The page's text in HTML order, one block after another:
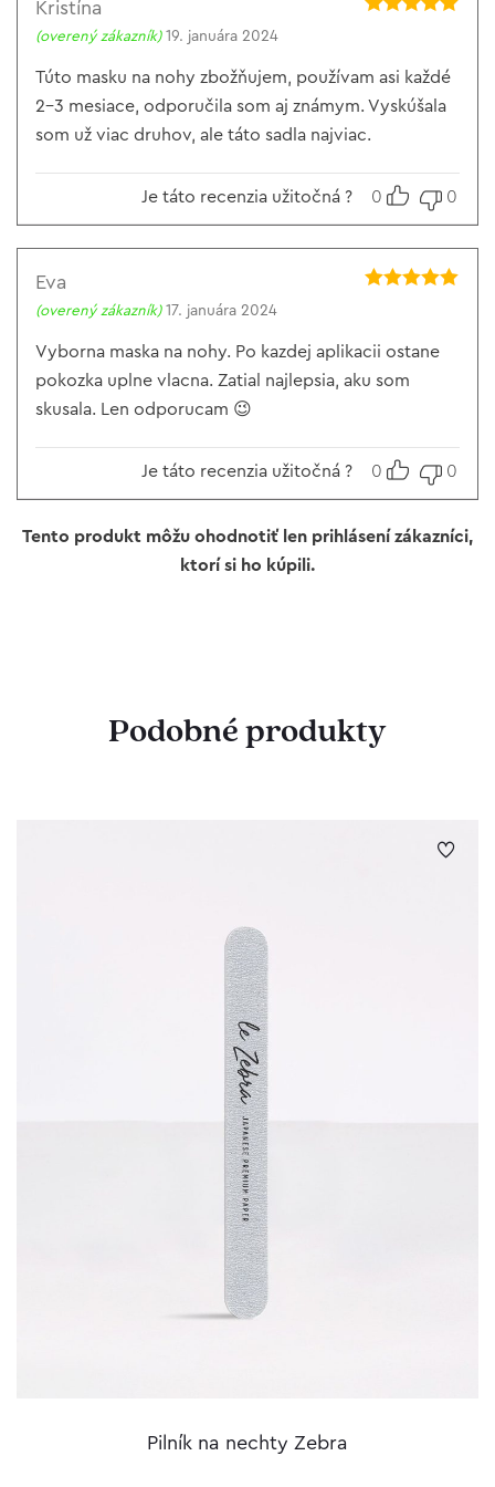
Kristína
(overený zákazník) 19. januára 2024
Túto masku na nohy zbožňujem, používam asi každé
2-3 mesiace, odporučila som aj známym. Vyskúšala
som už viac druhov, ale táto sadla najviac.
Je táto recenzia užitočná ? 0 0
Eva
(overený zákazník) 17. januára 2024
Vyborna maska na nohy. Po kazdej aplikacii ostane
pokozka uplne vlacna. Zatial najlepsia, aku som
skusala. Len odporucam 😉
Je táto recenzia užitočná ? 0 0
Tento produkt môžu ohodnotiť len prihlásení zákazníci,
ktorí si ho kúpili.
Podobné produkty
Pilník na nechty Zebra